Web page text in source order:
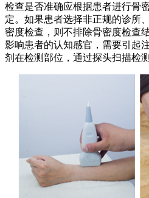
检查是否准确应根据患者进行骨
定。如果患者选择非正规的诊所
密度检查，则不排除骨密度检查
影响患者的认知感官，需要引起
剂在检测部位，通过探头扫描检